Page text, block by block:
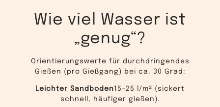
Wie viel Wasser ist
„genug“?
Orientierungswerte für durchdringendes
Gießen (pro Gießgang) bei ca. 30 Grad:
Leichter Sandboden15–25 l/m² (sickert
schnell, häufiger gießen).